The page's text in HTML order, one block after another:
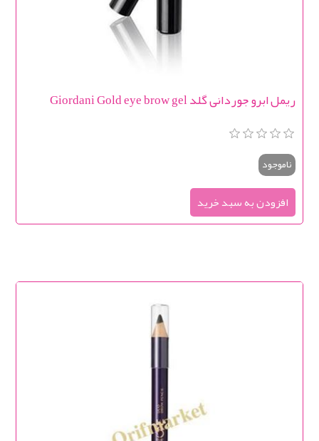
ریمل ابرو جوردانی گلد Giordani Gold eye brow gel
ناموجود